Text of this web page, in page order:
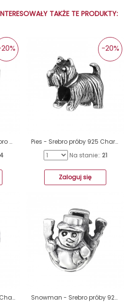
TAKŻE TE PRODUKTY:
Siły Powietrzne Usa - Srebro próby 925 Charmsy bez kamieni A4S28297 Pies - Srebro próby 925 Charmsy bez kamieni A4S16830
-20%
Na stanie:: 21
Zaloguj się
Kask - Srebro próby 925 Charmsy bez kamieni A4S11038
Snowman - Srebro próby 925 Charmsy bez kamieni A4S2857